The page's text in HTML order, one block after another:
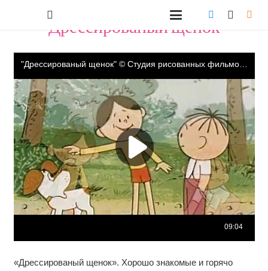
"Дрессированый щенок"
«Дрессированый щенок». Хорошо знакомые и горячо